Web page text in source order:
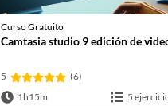
Curso Gratuito
Camtasia studio 9 edición de
5
(6)
1h15m
5